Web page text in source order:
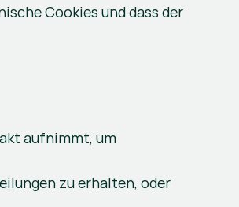
Cookies und dass der
aufnimmt, um
zu erhalten, oder